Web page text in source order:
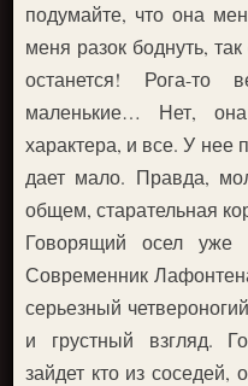
подумайте, что она
меня разок боднуть,
останется! Рога-
маленькие… Нет,
характера, и все. У
дает мало. Правда,
общем, старательная
Говорящий осел уже
Современник
серьезный
и грустный взгляд.
зайдет кто из соседей,